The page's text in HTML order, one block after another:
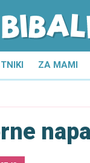
ZA MAMI